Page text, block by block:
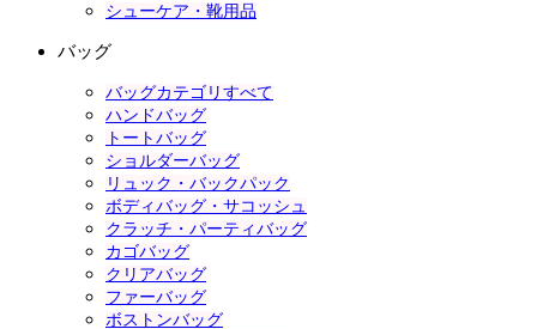
シューケア・靴用品
バッグ
バッグカテゴリすべて
ハンドバッグ
トートバッグ
ショルダーバッグ
リュック・バックパック
ボディバッグ・サコッシュ
クラッチ・パーティバッグ
カゴバッグ
クリアバッグ
ファーバッグ
ボストンバッグ